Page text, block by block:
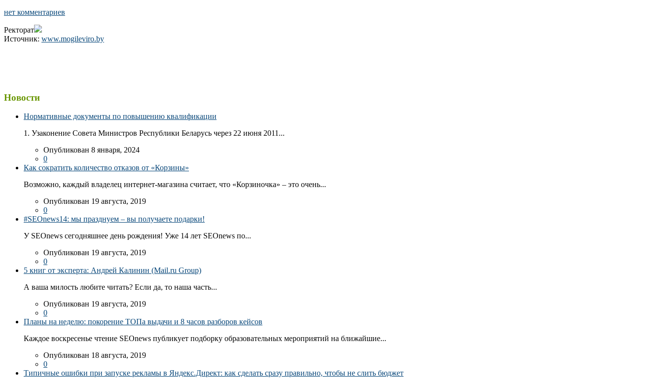
нет комментариев
Ректорат
Источник: www.mogileviro.by
Новости
Нормативные документы по повышению квалификации
1. Узаконение Совета Министров Республики Беларусь через 22 июня 2011...
Опубликован 8 января, 2024
0
Как сократить количество отказов от «Корзины»
Возможно, каждый владелец интернет-магазина считает, что «Корзиночка» – это очень...
Опубликован 19 августа, 2019
0
#SEOnews14: мы празднуем – вы получаете подарки!
У SEOnews сегодняшнее день рождения! Уже 14 лет SEOnews по...
Опубликован 19 августа, 2019
0
5 книг от эксперта: Андрей Калинин (Mail.ru Group)
А ваша милость любите читать? Если да, то наша часть...
Опубликован 19 августа, 2019
0
Планы на неделю: покорение ТОПа выдачи и 8 часов разборов кейсов
Каждое воскресенье чтение SEOnews публикует подборку образовательных мероприятий на ближайшие...
Опубликован 18 августа, 2019
0
Типичные ошибки при запуске рекламы в Яндекс.Директ: как сделать сразу правильно, чтобы не слить бюджет